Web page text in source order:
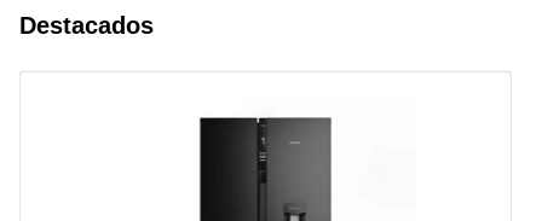
Destacados